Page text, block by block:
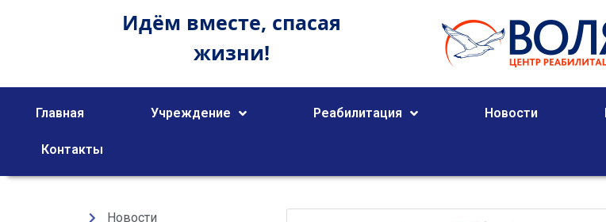
Идём вместе, спасая
жизни!
Главная Учреждение Реабилитация Новости
Контакты
Новости